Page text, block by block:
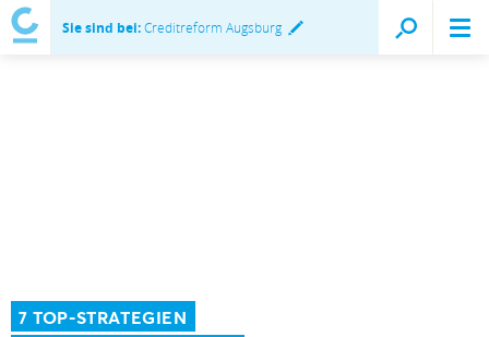
Sie sind bei:Creditreform Augsburg
7 TOP-STRATEGIEN